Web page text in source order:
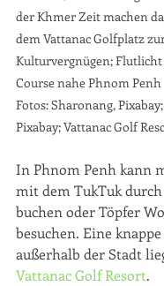
der Khmer Zeit machen
dem Vattanac Golfplatz
Kulturvergnügen;
Course nahe Phnom Penh
Fotos: Sharonang,
Pixabay; Vattanac Golf
In Phnom Penh kann
mit dem TukTuk
buchen oder Töpfer
besuchen. Eine
außerhalb der Stadt
Vattanac Golf Resort.